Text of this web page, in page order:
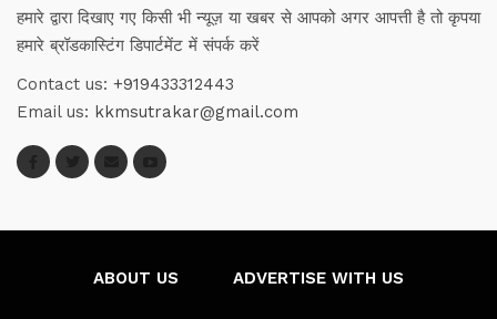
हमारे द्वारा दिखाए गए किसी भी न्यूज़ या खबर से आपको अगर आपत्ती है तो कृपया
हमारे ब्रॉडकास्टिंग डिपार्टमेंट में संपर्क करें
Contact us: +919433312443
Email us: kkmsutrakar@gmail.com
ABOUT US ADVERTISE WITH US